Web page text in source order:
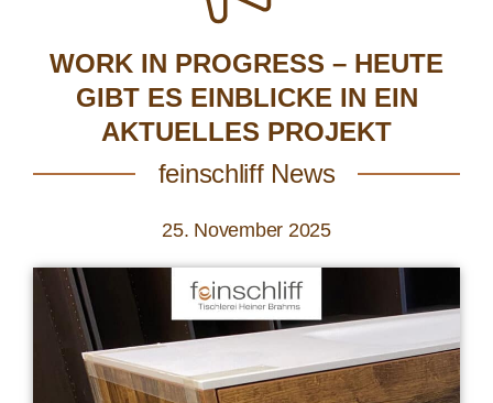
WORK IN PROGRESS – HEUTE
GIBT ES EINBLICKE IN EIN
AKTUELLES PROJEKT
feinschliff News
25. November 2025